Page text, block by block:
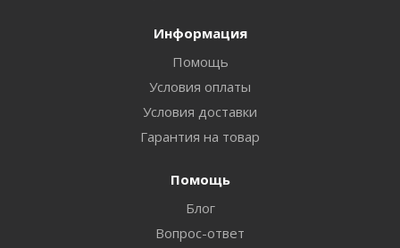
Информация
Помощь
Условия оплаты
Условия доставки
Гарантия на товар
Помощь
Блог
Вопрос-ответ